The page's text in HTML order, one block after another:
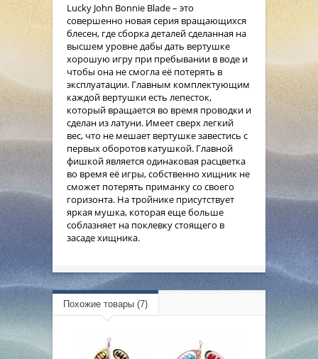
Lucky John Bonnie Blade – это
совершенно новая серия вращающихся
блесен, где сборка деталей сделанная на
высшем уровне дабы дать вертушке
хорошую игру при пребывании в воде и
чтобы она не смогла её потерять в
эксплуатации. Главным комплектующим
каждой вертушки есть лепесток,
который вращается во время проводки и
сделан из латуни. Имеет сверх легкий
вес, что не мешает вертушке завестись с
первых оборотов катушкой. Главной
фишкой является одинаковая расцветка
во время её игры, собственно хищник не
сможет потерять приманку со своего
горизонта. На тройнике присутствует
яркая мушка, которая еще больше
соблазняет на поклевку стоящего в
засаде хищника.
Похожие товары (7)